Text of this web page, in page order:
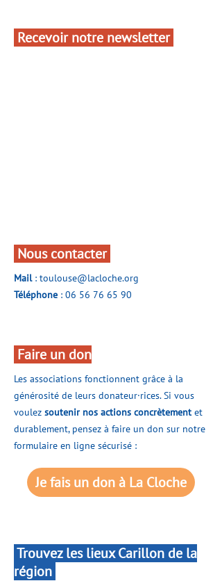
Recevoir notre newsletter
Nous contacter
Mail: toulouse@lacloche.org
Téléphone : 06 56 76 65 90
Faire un don
​Les associations fonctionnent grâce à la
générosité de leurs donateur·rices. Si vous
voulez soutenir nos actions concrètementet
durablement, pensez à faire un don sur notre
formulaire en ligne sécurisé :
Je fais un don à La Cloche
Trouvez les lieux Carillon de la
région